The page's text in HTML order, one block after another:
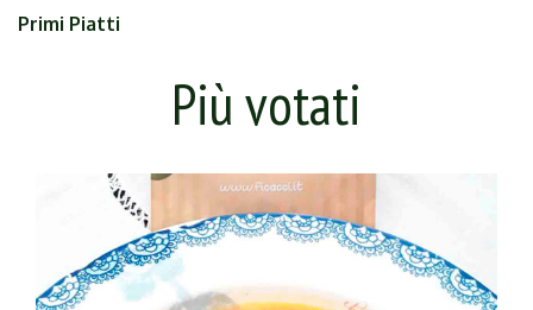
Primi Piatti
Più votati